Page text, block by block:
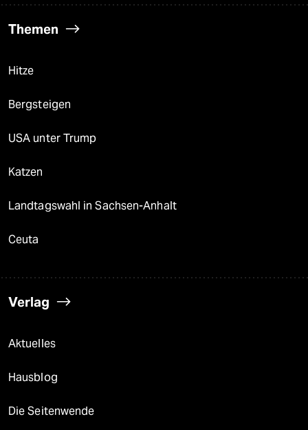
Themen
Hitze
Bergsteigen
USA unter Trump
Katzen
Landtagswahl in Sachsen-Anhalt
Ceuta
Verlag
Aktuelles
Hausblog
Die Seitenwende